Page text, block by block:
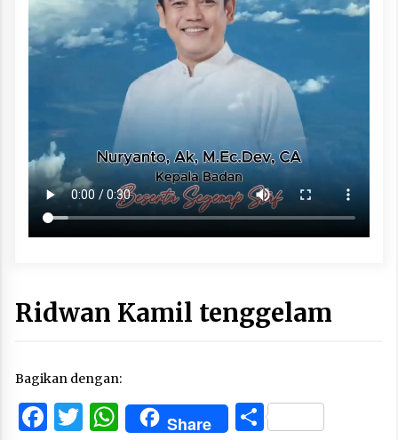
Ridwan Kamil tenggelam
Bagikan dengan:
Facebook
Twitter
WhatsApp
Share Share